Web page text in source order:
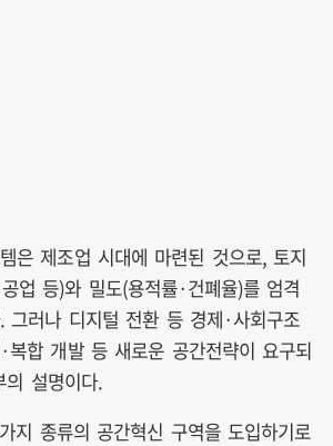
은 제조업 시대에 마련된 것으로, 토지
업 등)와 밀도(용적률·건폐율)를 엄격
그러나 디지털 전환 등 경제·사회구조
복합 개발 등 새로운 공간전략이 요구되
설명이다.
지 종류의 공간혁신 구역을 도입하기로